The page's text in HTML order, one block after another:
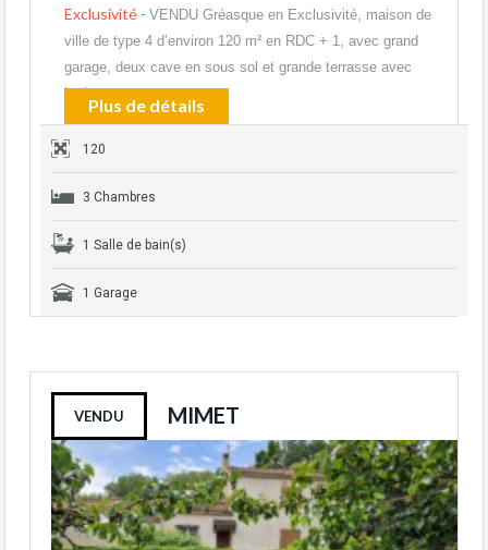
Exclusivité - VENDU Gréasque en Exclusivité, maison de
ville de type 4 d’environ 120 m² en RDC + 1, avec grand
garage, deux cave en sous sol et grande terrasse avec
barbecue,…
Plus de détails
120
3 Chambres
1 Salle de bain(s)
1 Garage
VENDU MIMET